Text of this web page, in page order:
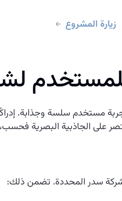
زيارة المشروع
مستخدم سلسة وجذابة.
على الجاذبية البصرية
شركة سدر المحددة. تضمن ذلك: